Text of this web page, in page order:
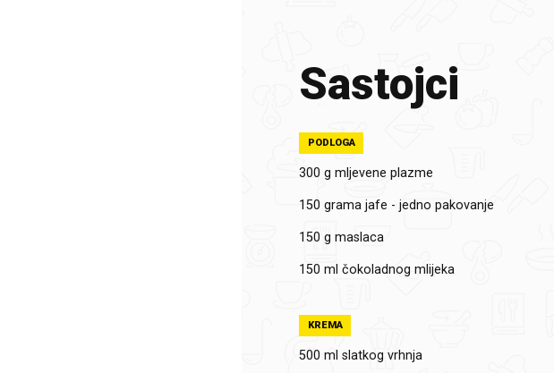
Sastojci
PODLOGA
300 g mljevene plazme
150 grama jafe - jedno pakovanje
150 g maslaca
150 ml čokoladnog mlijeka
KREMA
500 ml slatkog vrhnja